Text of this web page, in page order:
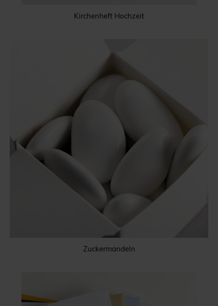
Kirchenheft Hochzeit
Zuckermandeln